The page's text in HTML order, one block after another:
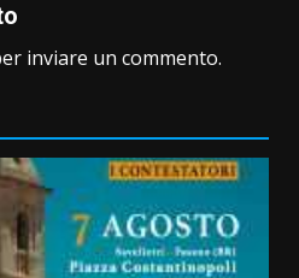
inviare un commento.